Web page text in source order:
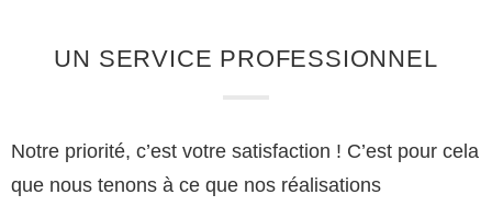
UN SERVICE PROFESSIONNEL
Notre priorité, c’est votre satisfaction ! C’est pour cela
que nous tenons à ce que nos réalisations